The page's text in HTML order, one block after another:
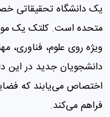
یک دانشگاه تحقیقاتی
متحده است. کلتک یک
ویژه روی علوم، فناوری،
دانشجویان جدید در این
اختصاص می‌یابند که
فراهم می‌کند.